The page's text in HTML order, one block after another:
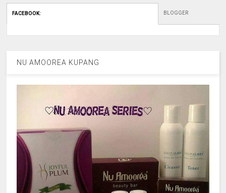
FACEBOOK: BLOGGER
NU AMOOREA KUPANG